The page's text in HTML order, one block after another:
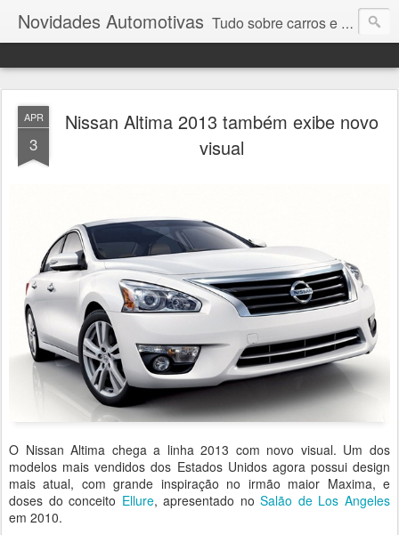
Novidades Automotivas Tudo sobre carros e motores
APR
3
Nissan Altima 2013 também exibe novo
visual
O Nissan Altima chega a linha 2013 com novo visual. Um dos
modelos mais vendidos dos Estados Unidos agora possui design
mais atual, com grande inspiração no irmão maior Maxima, e
doses do conceito Ellure, apresentado noSalão de Los Angeles
em 2010.